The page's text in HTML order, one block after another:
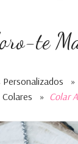
te
»
» Colar